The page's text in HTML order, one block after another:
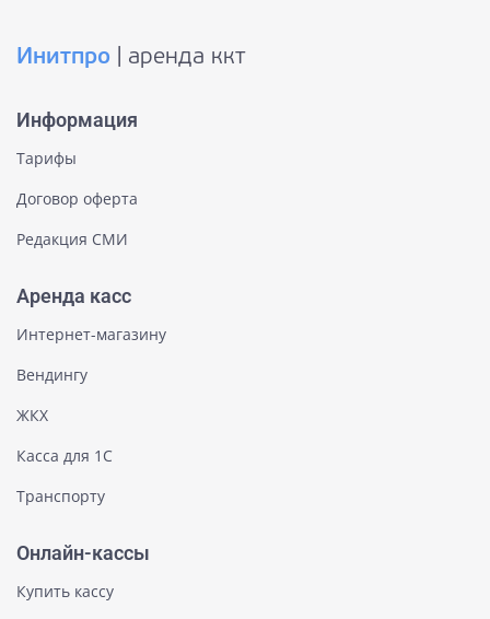
Инитпро | аренда ккт
Информация
Тарифы
Договор оферта
Редакция СМИ
Аренда касс
Интернет-магазину
Вендингу
ЖКХ
Касса для 1С
Транспорту
Онлайн-кассы
Купить кассу